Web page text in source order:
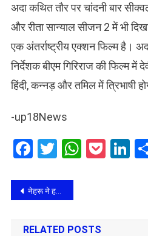
अदा कथित तौर पर चांदनी बार
और रीता सान्याल सीजन 2 में भी
एक अंतर्राष्ट्रीय एक्शन फिल्म है।
निर्देशक बीएम गिरिराज की फिल्म में
हिंदी, कन्नड़ और तमिल में त्रिभाषी
-up18News
Facebook
Twitter
Post
navigation
नेहरू ने हमें राजनीति ही नहीं सिखाई, उन्होंने हमें डर का सामना करना और सच्चाई के लिए खड़ा होना भी सिखाया: राहुल गांधी
RELATED POSTS